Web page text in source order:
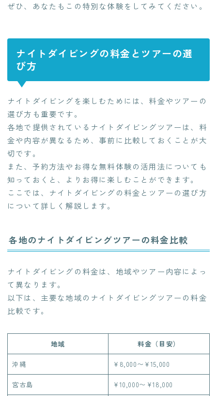
ぜひ、あなたもこの特別な体験をしてみてください。
ナイトダイビングの料金とツアーの選
び方
ナイトダイビングを楽しむためには、料金やツアーの
選び方も重要です。
各地で提供されているナイトダイビングツアーは、料
金や内容が異なるため、事前に比較しておくことが大
切です。
また、予約方法やお得な無料体験の活用法についても
知っておくと、よりお得に楽しむことができます。
ここでは、ナイトダイビングの料金とツアーの選び方
について詳しく解説します。
各地のナイトダイビングツアーの料金比較
ナイトダイビングの料金は、地域やツアー内容によっ
て異なります。
以下は、主要な地域のナイトダイビングツアーの料金
比較です。
地域 料金（目安）
沖縄 ¥8,000〜¥15,000
宮古島 ¥10,000〜¥18,000